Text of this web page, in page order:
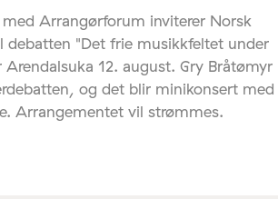
med Arrangørforum inviterer Norsk
debatten "Det frie musikkfeltet under
Arendalsuka 12. august. Gry Bråtømyr
og det blir minikonsert med
Arrangementet vil strømmes.